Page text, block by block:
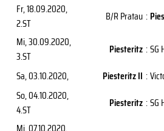
Fr, 18.09.2020,
2.ST
B/R Pratau :
Mi, 30.09.2020,
3.ST
Piesteritz :SG
Sa, 03.10.2020, Piesteritz II :
So, 04.10.2020,
4.ST
Piesteritz :SG